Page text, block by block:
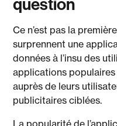
Ce n’est pas la
surprennent une
données à l’insu des
applications
auprès de leurs
publicitaires ciblées.
La popularité de